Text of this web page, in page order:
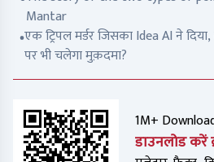
Mantar
एक ट्रिपल मर्डर जिसका Idea AI ने
पर भी चलेगा मुक़दमा?
1M+
डाउनलोड करें